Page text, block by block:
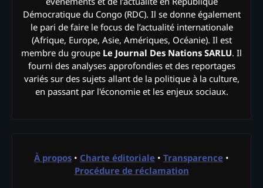
Démocratique du Congo (RDC). Il se donne également
le pari de faire le focus de l’actualité internationale
(Afrique, Europe, Asie, Amériques, Océanie). Il est
membre du groupe Le Journal Des Nations SARLU. Il
fourni des analyses approfondies et des reportages
variés sur des sujets allant de la politique à la culture,
en passant par l'économie et les enjeux sociaux.
À propos • Charte éditoriale • Transparence •
Procédure de réclamation